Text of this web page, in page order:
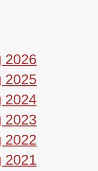
2026
2025
2024
2023
2022
2021